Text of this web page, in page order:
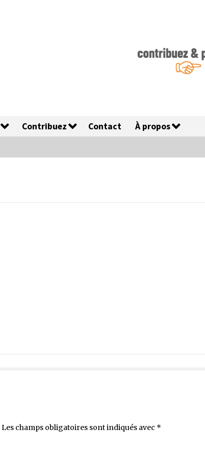
Contribuez Contact À propos
Les champs obligatoires sont indiqués avec *